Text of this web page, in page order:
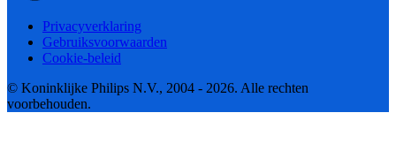
Privacyverklaring
Gebruiksvoorwaarden
Cookie-beleid
© Koninklijke Philips N.V., 2004 - 2026. Alle rechten
voorbehouden.